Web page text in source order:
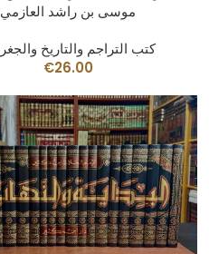
موسى بن راشد العازمي
كتب التراجم والتاريخ
€26.00